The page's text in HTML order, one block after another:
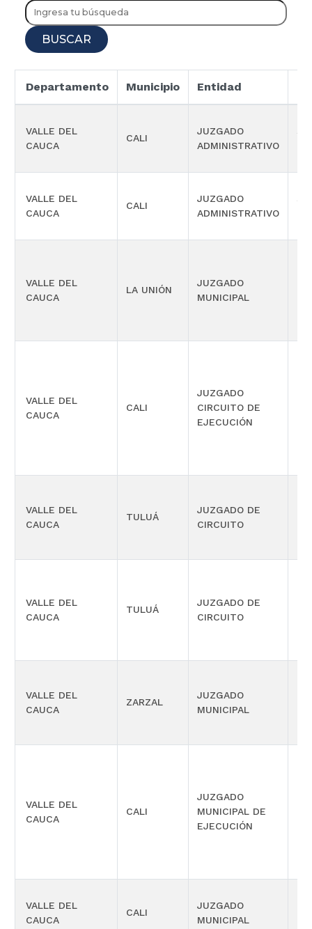
BUSCAR
Departamento Municipio Entidad
VALLE DEL
CAUCA
CALI
JUZGADO
ADMINISTRATIVO
VALLE DEL
CAUCA
CALI
JUZGADO
ADMINISTRATIVO
VALLE DEL
CAUCA
LA UNIÓN
JUZGADO
MUNICIPAL
VALLE DEL
CAUCA
CALI
JUZGADO
CIRCUITO DE
EJECUCIÓN
VALLE DEL
CAUCA
TULUÁ
JUZGADO DE
CIRCUITO
VALLE DEL
CAUCA
TULUÁ
JUZGADO DE
CIRCUITO
VALLE DEL
CAUCA
ZARZAL
JUZGADO
MUNICIPAL
VALLE DEL
CAUCA
CALI
JUZGADO
MUNICIPAL DE
EJECUCIÓN
VALLE DEL
CAUCA
CALI
JUZGADO
MUNICIPAL